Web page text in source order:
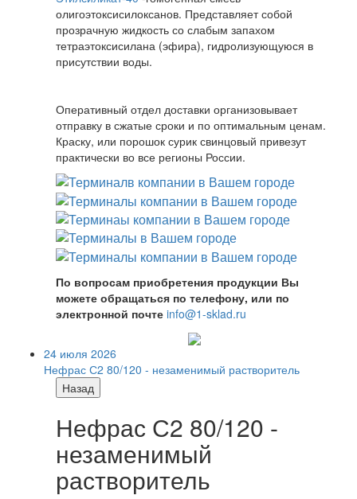
олигоэтоксисилоксанов. Представляет собой
прозрачную жидкость со слабым запахом
тетраэтоксисилана (эфира), гидролизующуюся в
присутствии воды.
Оперативный отдел доставки организовывает
отправку в сжатые сроки и по оптимальным ценам.
Краску, или порошок сурик свинцовый привезут
практически во все регионы России.
По вопросам приобретения продукции Вы
можете обращаться по телефону, или по
электронной почте info@1-sklad.ru
24 июля 2026
Нефрас С2 80/120 - незаменимый растворитель
Назад
Нефрас С2 80/120 -
незаменимый
растворитель